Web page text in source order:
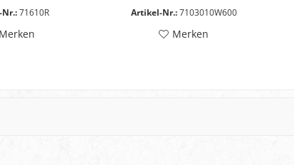
71610R
Merken
Artikel-Nr.:7103010W600
Merken